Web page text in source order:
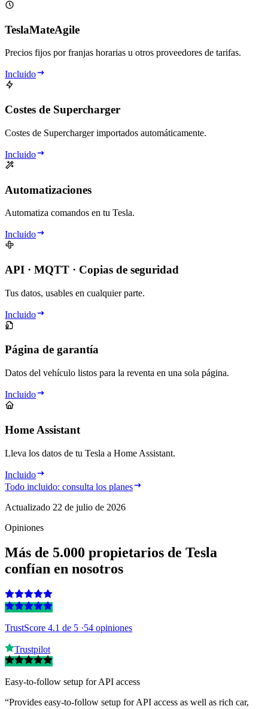
TeslaMateAgile
Precios fijos por franjas horarias u otros proveedores de tarifas.
Incluido
Costes de Supercharger
Costes de Supercharger importados automáticamente.
Incluido
Automatizaciones
Automatiza comandos en tu Tesla.
Incluido
API · MQTT · Copias de seguridad
Tus datos, usables en cualquier parte.
Incluido
Página de garantía
Datos del vehículo listos para la reventa en una sola página.
Incluido
Home Assistant
Lleva los datos de tu Tesla a Home Assistant.
Incluido
Todo incluido: consulta los planes
Actualizado 22 de julio de 2026
Opiniones
Más de 5.000 propietarios de Tesla
confían en nosotros
TrustScore 4.1 de 5 ·54 opiniones
Trustpilot
Easy-to-follow setup for API access
“Provides easy-to-follow setup for API access as well as rich car,